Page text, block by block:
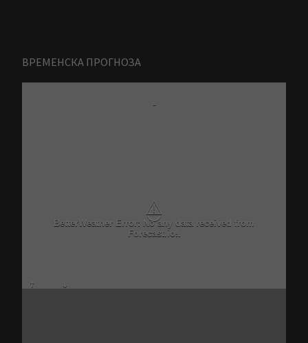
ВРЕМЕНСКА ПРОГНОЗА
-
⚠
BetterWeather Error: No any data received from
Forecast.io!.